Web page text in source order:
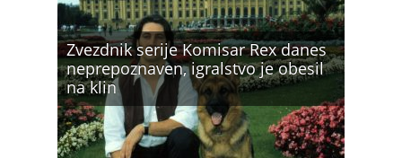
Zvezdnik serije Komisar Rex danes
neprepoznaven, igralstvo je obesil
na klin